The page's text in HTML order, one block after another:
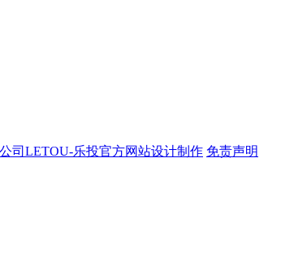
司LETOU-乐投官方网站设计制作 免责声明